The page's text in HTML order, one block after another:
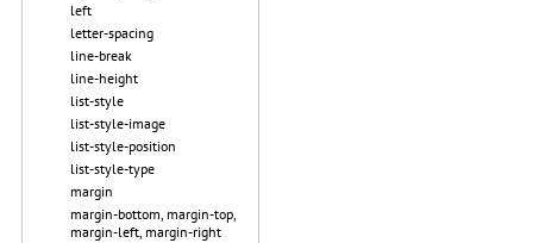
left
letter-spacing
line-break
line-height
list-style
list-style-image
list-style-position
list-style-type
margin
margin-bottom, margin-top,
margin-left, margin-right